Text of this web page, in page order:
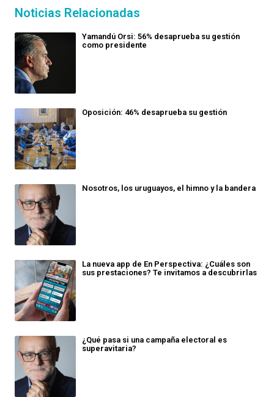
Noticias Relacionadas
Yamandú Orsi: 56% desaprueba su gestión
como presidente
Oposición: 46% desaprueba su gestión
Nosotros, los uruguayos, el himno y la bandera
La nueva app de En Perspectiva: ¿Cuáles son
sus prestaciones? Te invitamos a descubrirlas
¿Qué pasa si una campaña electoral es
superavitaria?